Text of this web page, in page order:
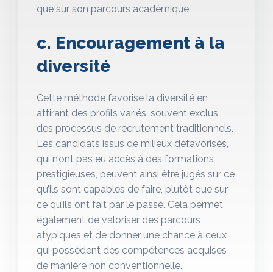
que sur son parcours académique.
c. Encouragement à la
diversité
Cette méthode favorise la diversité en
attirant des profils variés, souvent exclus
des processus de recrutement traditionnels.
Les candidats issus de milieux défavorisés,
qui n’ont pas eu accès à des formations
prestigieuses, peuvent ainsi être jugés sur ce
qu’ils sont capables de faire, plutôt que sur
ce qu’ils ont fait par le passé. Cela permet
également de valoriser des parcours
atypiques et de donner une chance à ceux
qui possèdent des compétences acquises
de manière non conventionnelle.